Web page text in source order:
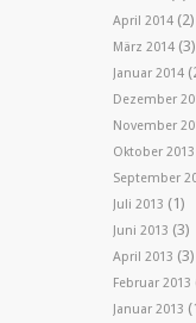
April 2014 (2)
März 2014 (3)
Januar 2014
Dezember
November
Oktober 2013
September
Juli 2013 (1)
Juni 2013 (3)
April 2013 (3)
Februar 2013
Januar 2013